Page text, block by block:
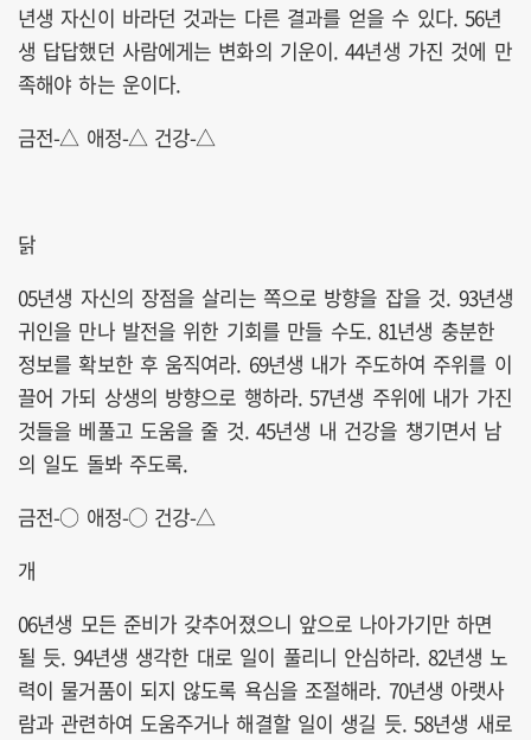
년생 자신이 바라던 것과는 다른 결과를 얻을 수 있다. 56년
생 답답했던 사람에게는 변화의 기운이. 44년생 가진 것에 만
족해야 하는 운이다.
금전-△ 애정-△ 건강-△
닭
05년생 자신의 장점을 살리는 쪽으로 방향을 잡을 것. 93년생
귀인을 만나 발전을 위한 기회를 만들 수도. 81년생 충분한
정보를 확보한 후 움직여라. 69년생 내가 주도하여 주위를 이
끌어 가되 상생의 방향으로 행하라. 57년생 주위에 내가 가진
것들을 베풀고 도움을 줄 것. 45년생 내 건강을 챙기면서 남
의 일도 돌봐 주도록.
금전-○ 애정-○ 건강-△
개
06년생 모든 준비가 갖추어졌으니 앞으로 나아가기만 하면
될 듯. 94년생 생각한 대로 일이 풀리니 안심하라. 82년생 노
력이 물거품이 되지 않도록 욕심을 조절해라. 70년생 아랫사
람과 관련하여 도움주거나 해결할 일이 생길 듯. 58년생 새로